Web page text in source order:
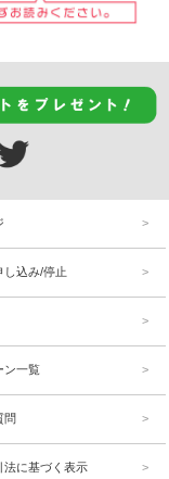
し込み/停止
ン一覧
問
法に基づく表示